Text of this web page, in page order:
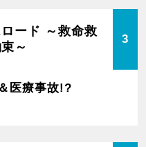
ード ～救命救
～
3
医療事故!?